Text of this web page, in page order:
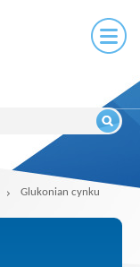
Glukonian cynku